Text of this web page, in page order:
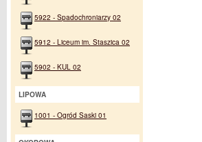
5922 - Spadochroniarzy 02
5912 - Liceum im. Staszica 02
5902 - KUL 02
LIPOWA
1001 - Ogród Saski 01